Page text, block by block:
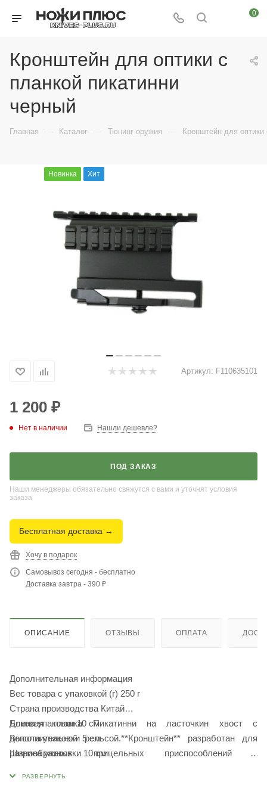
0
Кронштейн для оптики с
планкой пикатинни
черный
Главная — Каталог — Тюнинг оружия — Кронштейн для
Новинка Хит
Артикул: F110635101
1 200 ₽
Нет в наличии Нашли дешевле?
ПОД ЗАКАЗ
Наши менеджеры обязательно свяжутся с вами и уточнят условия
заказа
Бесплатная доставка →
Хочу в подарок
Самовывоз сегодня - бесплатно
Доставка завтра - 390 ₽
ОПИСАНИЕ ОТЗЫВЫ ОПЛАТА
Дополнительная информация
Вес товара с упаковкой (г) 250 г
Страна производства Китай
Длина упаковки 10 см
Высота упаковки 5 см
Ширина упаковки 10 см
Боковая планка Пикатинни на ласточкин хвост с
дополнительной рельсой.**Кронштейн** разработан для
разнообразных прицельных приспособлений и